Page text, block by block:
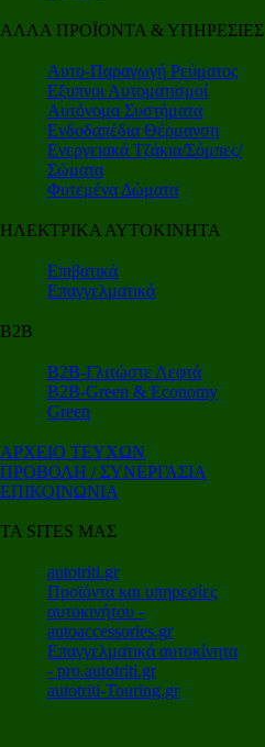
ΑΛΛΑ ΠΡΟΪΟΝΤΑ & ΥΠΗΡΕΣΙΕΣ
Αυτο-Παραγωγή Ρεύματος
Εξυπνοι Αυτοματισμοί
Αυτόνομα Συστήματα
Ενδοδαπέδια Θέρμανση
Ενεργειακά Τζάκια/Σόμπες/
Σώματα
Φυτεμένα Δώματα
ΗΛΕΚΤΡΙΚΑ ΑΥΤΟΚΙΝΗΤΑ
Επιβατικά
Επαγγελματικά
Β2Β
Β2Β-Γλιτώστε Λεφτά
Β2Β-Green & Economy
Green
ΑΡΧΕΙΟ ΤΕΥΧΩΝ
ΠΡΟΒΟΛΗ / ΣΥΝΕΡΓΑΣΙΑ
ΕΠΙΚΟΙΝΩΝΙΑ
ΤΑ SITES ΜΑΣ
autotriti.gr
Προϊόντα και υπηρεσίες
αυτοκινήτου -
autoaccessories.gr
Επαγγελματικά αυτοκίνητα
- pro.autotriti.gr
autotriti-Touring.gr